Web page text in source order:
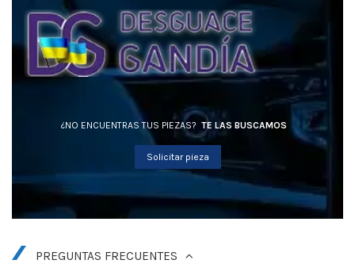
¿NO ENCUENTRAS TUS PIEZAS? TE LAS BUSCAMOS
Solicitar pieza
PREGUNTAS FRECUENTES